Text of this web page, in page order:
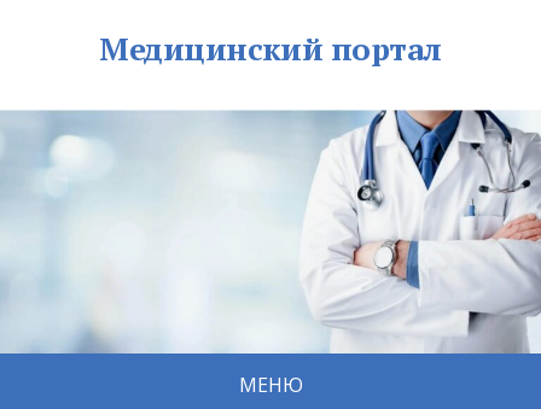
Медицинский портал
МЕНЮ